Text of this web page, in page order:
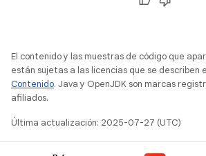
El contenido y las muestras de código que
están sujetas a las licencias que se describen
Contenido. Java y OpenJDK son marcas
afiliados.
Última actualización: 2025-07-27 (UTC)